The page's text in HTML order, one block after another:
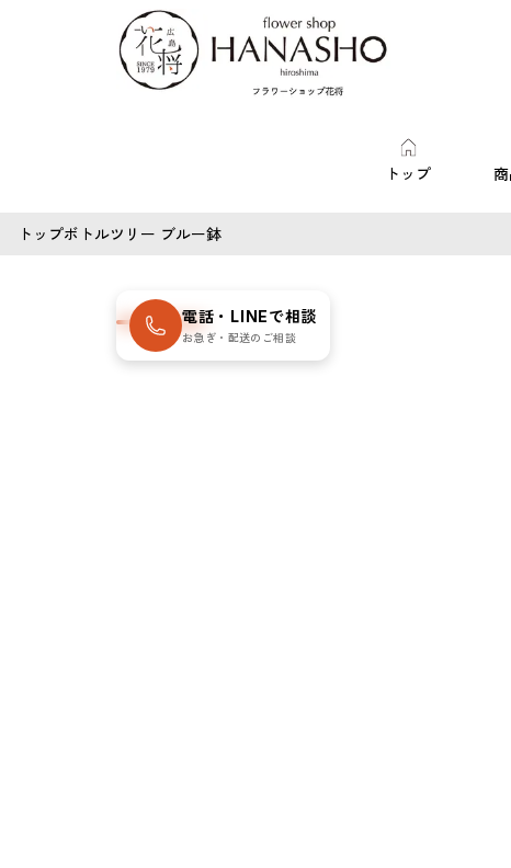
トップ
トップボトルツリー ブルー鉢
SOLD OUT
数量限定・売
切れ
電話・LINEで相談
お急ぎ・配送のご相談